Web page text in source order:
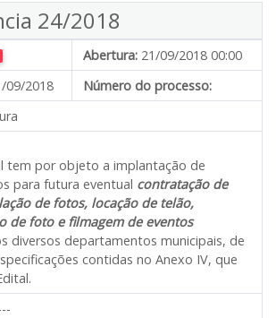
24/2018
Abertura: 21/09/2018 00:00
09/2018
Número do processo:
tem por objeto a implantação de
para futura eventual contratação de
de fotos, locação de telão,
de foto e filmagem de eventos
diversos departamentos municipais, de
contidas no Anexo IV, que